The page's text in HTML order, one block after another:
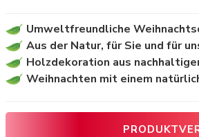
Umweltfreundliche
Aus der Natur, für Sie und für
Holzdekoration aus
Weihnachten mit einem